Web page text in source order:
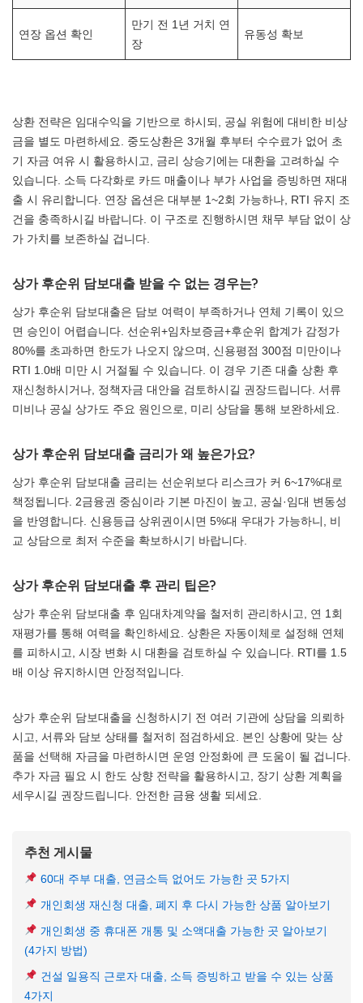
연장 옵션 확인
만기 전 1년 거치 연
장
유동성 확보
상환 전략은 임대수익을 기반으로 하시되, 공실 위험에 대비한 비상
금을 별도 마련하세요. 중도상환은 3개월 후부터 수수료가 없어 초
기 자금 여유 시 활용하시고, 금리 상승기에는 대환을 고려하실 수
있습니다. 소득 다각화로 카드 매출이나 부가 사업을 증빙하면 재대
출 시 유리합니다. 연장 옵션은 대부분 1~2회 가능하나, RTI 유지 조
건을 충족하시길 바랍니다. 이 구조로 진행하시면 채무 부담 없이 상
가 가치를 보존하실 겁니다.
상가 후순위 담보대출 받을 수 없는 경우는?
상가 후순위 담보대출은 담보 여력이 부족하거나 연체 기록이 있으
면 승인이 어렵습니다. 선순위+임차보증금+후순위 합계가 감정가
80%를 초과하면 한도가 나오지 않으며, 신용평점 300점 미만이나
RTI 1.0배 미만 시 거절될 수 있습니다. 이 경우 기존 대출 상환 후
재신청하시거나, 정책자금 대안을 검토하시길 권장드립니다. 서류
미비나 공실 상가도 주요 원인으로, 미리 상담을 통해 보완하세요.
상가 후순위 담보대출 금리가 왜 높은가요?
상가 후순위 담보대출 금리는 선순위보다 리스크가 커 6~17%대로
책정됩니다. 2금융권 중심이라 기본 마진이 높고, 공실·임대 변동성
을 반영합니다. 신용등급 상위권이시면 5%대 우대가 가능하니, 비
교 상담으로 최저 수준을 확보하시기 바랍니다.
상가 후순위 담보대출 후 관리 팁은?
상가 후순위 담보대출 후 임대차계약을 철저히 관리하시고, 연 1회
재평가를 통해 여력을 확인하세요. 상환은 자동이체로 설정해 연체
를 피하시고, 시장 변화 시 대환을 검토하실 수 있습니다. RTI를 1.5
배 이상 유지하시면 안정적입니다.
상가 후순위 담보대출을 신청하시기 전 여러 기관에 상담을 의뢰하
시고, 서류와 담보 상태를 철저히 점검하세요. 본인 상황에 맞는 상
품을 선택해 자금을 마련하시면 운영 안정화에 큰 도움이 될 겁니다.
추가 자금 필요 시 한도 상향 전략을 활용하시고, 장기 상환 계획을
세우시길 권장드립니다. 안전한 금융 생활 되세요.
추천 게시물
60대 주부 대출, 연금소득 없어도 가능한 곳 5가지
개인회생 재신청 대출, 폐지 후 다시 가능한 상품 알아보기
개인회생 중 휴대폰 개통 및 소액대출 가능한 곳 알아보기
(4가지 방법)
건설 일용직 근로자 대출, 소득 증빙하고 받을 수 있는 상품
4가지